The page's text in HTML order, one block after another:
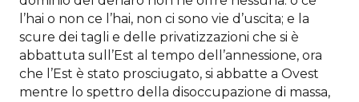
l’hai o non ce l’hai, non ci sono vie d’uscita; e la
scure dei tagli e delle privatizzazioni che si è
abbattuta sull’Est al tempo dell’annessione, ora
che l’Est è stato prosciugato, si abbatte a Ovest
mentre lo spettro della disoccupazione di massa,